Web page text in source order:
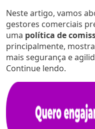
Neste artigo, vamos
gestores comerciais
uma política de
principalmente,
mais segurança e
Continue lendo.